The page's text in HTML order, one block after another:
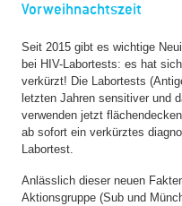
Vorweihnachtszeit
Seit 2015 gibt es wichtige
bei HIV-Labortests: es hat
verkürzt! Die Labortests
letzten Jahren sensitiver und
verwenden jetzt
ab sofort ein verkürztes
Labortest.
Anlässlich dieser neuen
Aktionsgruppe (Sub und